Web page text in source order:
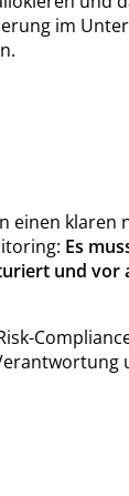
im
einen klaren
Es
und vor